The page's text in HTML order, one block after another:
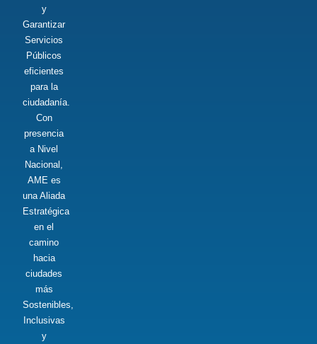
y
Garantizar
Servicios
Públicos
eficientes
para la
ciudadanía.
Con
presencia
a Nivel
Nacional,
AME es
una Aliada
Estratégica
en el
camino
hacia
ciudades
más
Sostenibles,
Inclusivas
y